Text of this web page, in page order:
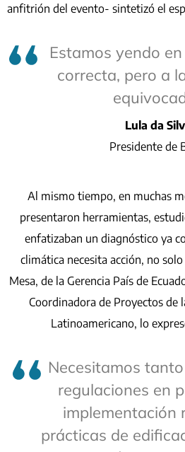
anfitrión del evento- sintetizó el
Estamos yendo
correcta, pero a
Lula da
Presidente de
Al mismo tiempo, en muchas
presentaron herramientas,
enfatizaban un diagnóstico ya
climática necesita acción, no
Mesa, de la Gerencia País de
Coordinadora de Proyectos de
Latinoamericano, lo
Necesitamos
regulaciones en
implementación
prácticas de